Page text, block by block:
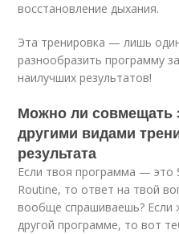
восстановление дыхания.
Эта тренировка — лишь
разнообразить программу
наилучших результатов!
Можно ли совмещать
другими видами
результата
Если твоя программа — это
Routine, то ответ на твой
вообще спрашиваешь? Если
другой программе, то вот